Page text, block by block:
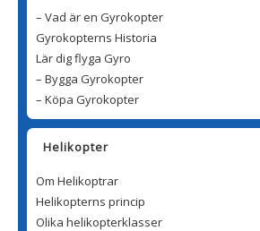
– Vad är en Gyrokopter
Gyrokopterns Historia
Lär dig flyga Gyro
– Bygga Gyrokopter
– Köpa Gyrokopter
Helikopter
Om Helikoptrar
Helikopterns princip
Olika helikopterklasser